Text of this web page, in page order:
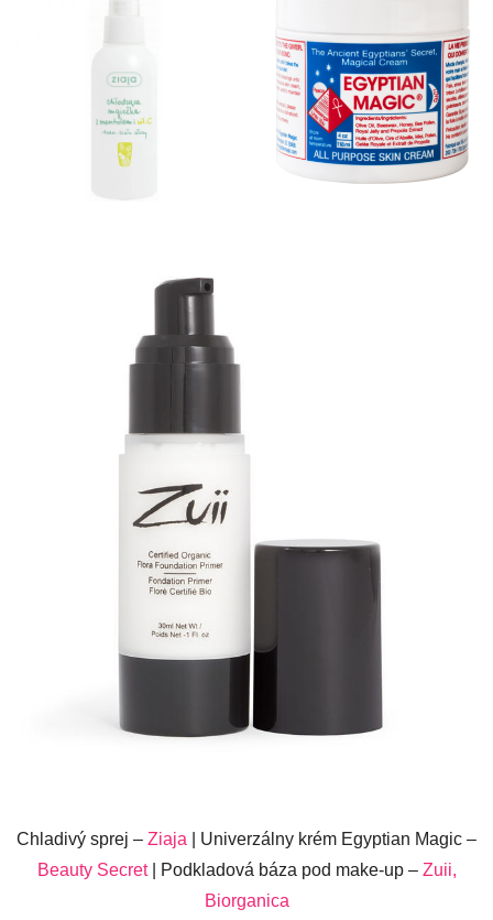
Chladivý sprej – Ziaja | Univerzálny krém Egyptian Magic –
Beauty Secret| Podkladová báza pod make-up – Zuii,
Biorganica